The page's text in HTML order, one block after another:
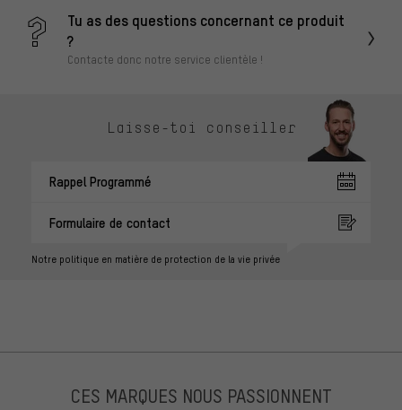
Tu as des questions concernant ce produit
?
Contacte donc notre service clientèle !
Laisse-toi conseiller
Rappel Programmé
Formulaire de contact
Notre politique en matière de protection de la vie privée
CES MARQUES NOUS PASSIONNENT